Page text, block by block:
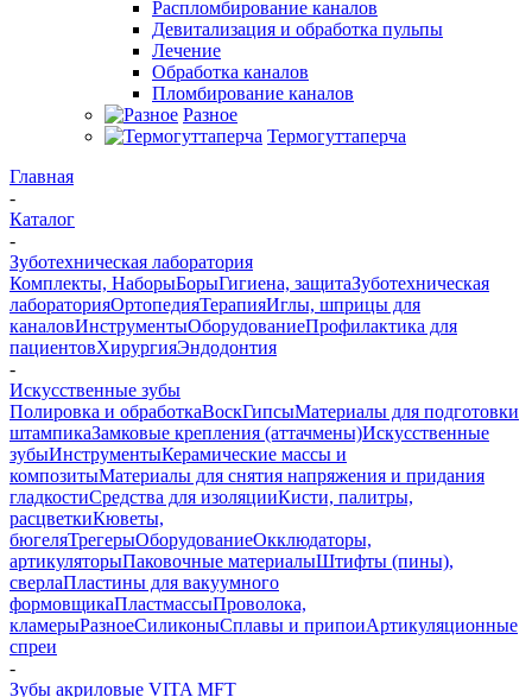
Распломбирование каналов
Девитализация и обработка пульпы
Лечение
Обработка каналов
Пломбирование каналов
Разное
Термогуттаперча
Главная
-
Каталог
-
Зуботехническая лаборатория
Комплекты, НаборыБорыГигиена, защитаЗуботехническая
лабораторияОртопедияТерапияИглы, шприцы для
каналовИнструментыОборудованиеПрофилактика для
пациентовХирургияЭндодонтия
-
Искусственные зубы
Полировка и обработкаВоскГипсыМатериалы для подготовки
штампикаЗамковые крепления (аттачмены)Искусственные
зубыИнструментыКерамические массы и
композитыМатериалы для снятия напряжения и придания
гладкостиСредства для изоляцииКисти, палитры,
расцветкиКюветы,
бюгеляТрегерыОборудованиеОкклюдаторы,
артикуляторыПаковочные материалыШтифты (пины),
сверлаПластины для вакуумного
формовщикаПластмассыПроволока,
кламерыРазноеСиликоныСплавы и припоиАртикуляционные
спреи
-
Зубы акриловые VITA MFT